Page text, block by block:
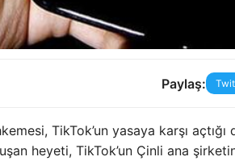
Paylaş:
TikTok’un yasaya karşı
heyeti, TikTok’un Çinli ana